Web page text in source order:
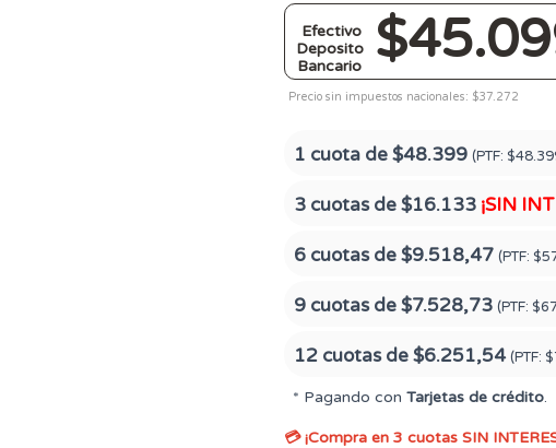
Efectivo
Deposito
Bancario
Precio sin impuestos nacionales: $37.272
1 cuota de$48.399 (PTF:
3 cuotas de$16.133 ¡SIN
6 cuotas de$9.518,47 (PTF:
9 cuotas de$7.528,73 (PTF:
12 cuotas de$6.251,54 (PTF:
* Pagando con Tarjetas de crédito.
💳 ¡Compra en 3 cuotas SIN